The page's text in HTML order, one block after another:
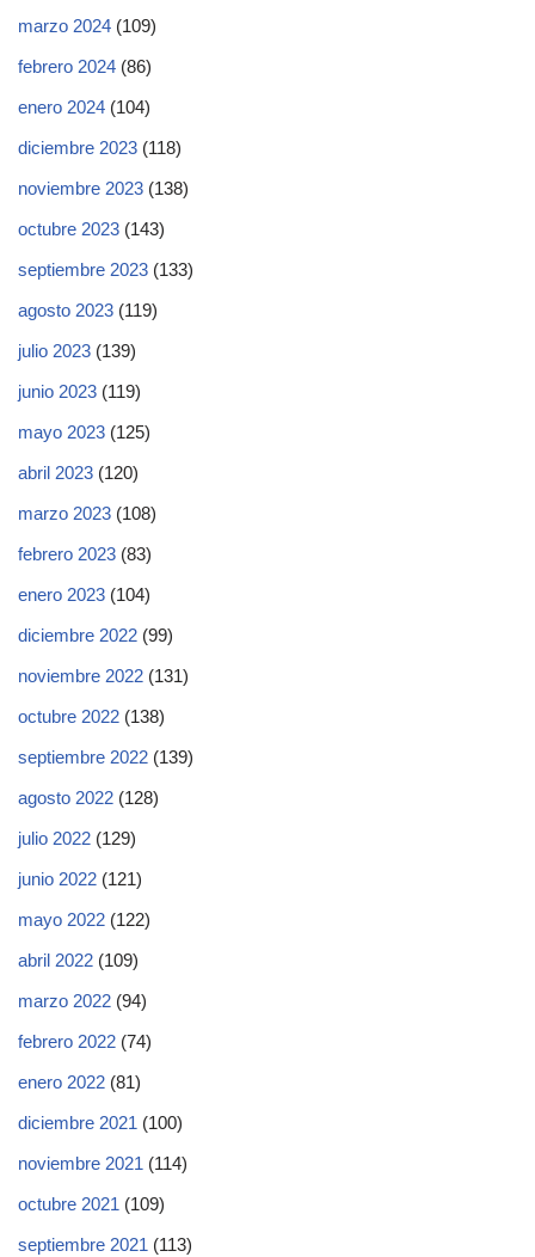
marzo 2024 (109)
febrero 2024 (86)
enero 2024 (104)
diciembre 2023 (118)
noviembre 2023 (138)
octubre 2023 (143)
septiembre 2023 (133)
agosto 2023 (119)
julio 2023 (139)
junio 2023 (119)
mayo 2023 (125)
abril 2023 (120)
marzo 2023 (108)
febrero 2023 (83)
enero 2023 (104)
diciembre 2022 (99)
noviembre 2022 (131)
octubre 2022 (138)
septiembre 2022 (139)
agosto 2022 (128)
julio 2022 (129)
junio 2022 (121)
mayo 2022 (122)
abril 2022 (109)
marzo 2022 (94)
febrero 2022 (74)
enero 2022 (81)
diciembre 2021 (100)
noviembre 2021 (114)
octubre 2021 (109)
septiembre 2021 (113)